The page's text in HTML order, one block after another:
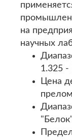
на
научных
1.325 -
Цена